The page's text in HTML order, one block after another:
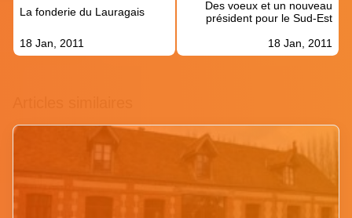
l’article
La fonderie du Lauragais
18 Jan, 2011
Des voeux et un nouveau
président pour le Sud-Est
18 Jan, 2011